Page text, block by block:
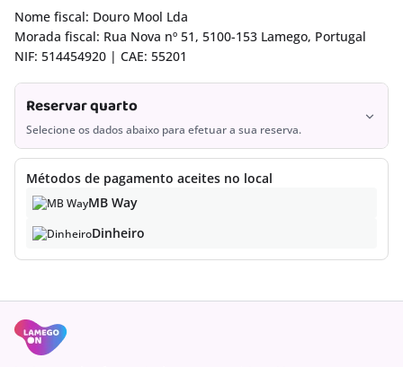
Nome fiscal: Douro Mool Lda
Morada fiscal: Rua Nova nº 51, 5100-153 Lamego, Portugal
NIF: 514454920 | CAE: 55201
Reservar quarto
Selecione os dados abaixo para efetuar a sua reserva.
Quartos
Métodos de pagamento aceites no local
MB Way
Dinheiro